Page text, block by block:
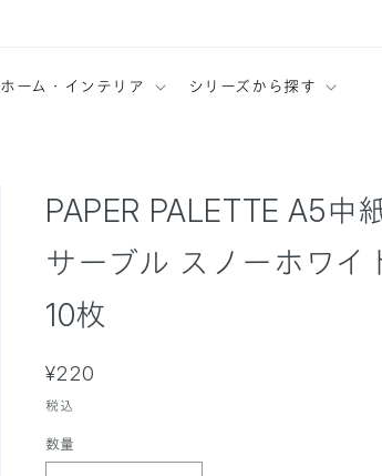
ホーム・インテリア シリーズから探す
PAPER PALETTE A5中
サーブル スノーホワイ
10枚
通
常
価
格
¥220
税込
数量